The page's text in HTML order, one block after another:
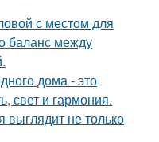
с местом для
баланс между
дома - это
свет и гармония.
выглядит не только